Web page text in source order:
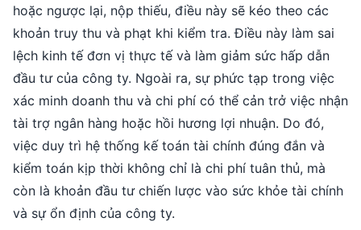
hoặc ngược lại, nộp thiếu, điều này sẽ kéo theo các
khoản truy thu và phạt khi kiểm tra. Điều này làm sai
lệch kinh tế đơn vị thực tế và làm giảm sức hấp dẫn
đầu tư của công ty. Ngoài ra, sự phức tạp trong việc
xác minh doanh thu và chi phí có thể cản trở việc nhận
tài trợ ngân hàng hoặc hồi hương lợi nhuận. Do đó,
việc duy trì hệ thống kế toán tài chính đúng đắn và
kiểm toán kịp thời không chỉ là chi phí tuân thủ, mà
còn là khoản đầu tư chiến lược vào sức khỏe tài chính
và sự ổn định của công ty.